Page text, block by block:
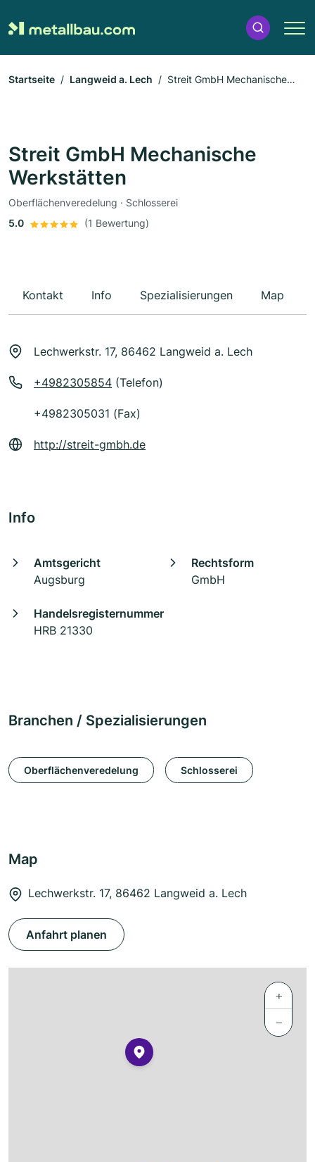
Startseite Langweid a. Lech
Streit GmbH Mechanische
Streit GmbH Mechanische
Werkstätten
Oberflächenveredelung · Schlosserei
5.0
(1 Bewertung)
Kontakt Info Spezialisierungen Map
Lechwerkstr. 17, 86462 Langweid a. Lech
+4982305854 (Telefon)
+4982305031 (Fax)
http://streit-gmbh.de
Info
Amtsgericht
Augsburg
Rechtsform
GmbH
Handelsregisternummer
HRB 21330
Branchen / Spezialisierungen
Oberflächenveredelung Schlosserei
Map
Lechwerkstr. 17, 86462 Langweid a. Lech
Anfahrt planen
+
−